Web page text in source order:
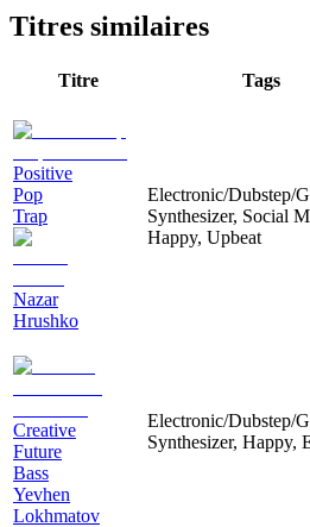
Titres similaires
Titre Tags
Positive
Pop
Trap
Nazar
Hrushko
Electronic/Dubstep/
Synthesizer, Social
Happy, Upbeat
Creative
Future
Bass
Yevhen
Lokhmatov
Electronic/Dubstep/
Synthesizer, Happy,